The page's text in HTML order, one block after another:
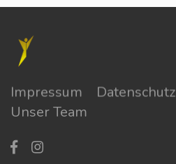
Impressum Datenschutz
Unser Team